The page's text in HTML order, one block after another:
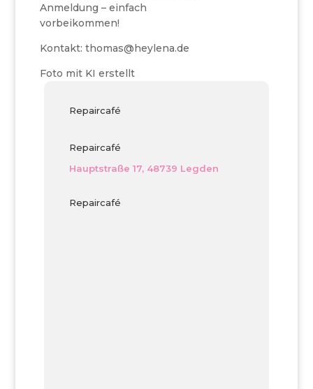
Anmeldung – einfach
vorbeikommen!
Kontakt: thomas@heylena.de
Foto mit KI erstellt
Repaircafé
Repaircafé
Hauptstraße 17, 48739 Legden
Repaircafé